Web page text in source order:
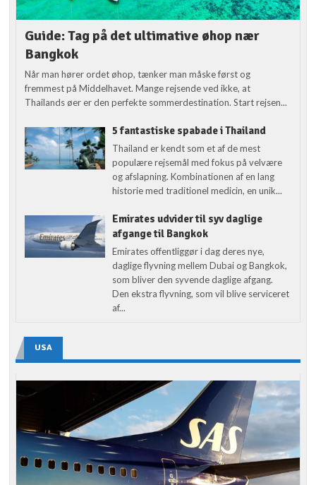
Guide: Tag på det ultimative øhop nær
Bangkok
Når man hører ordet øhop, tænker man måske først og
fremmest på Middelhavet. Mange rejsende ved ikke, at
Thailands øer er den perfekte sommerdestination. Start rejsen...
5 fantastiske spabade i Thailand
Thailand er kendt som et af de mest
populære rejsemål med fokus på velvære
og afslapning. Kombinationen af en lang
historie med traditionel medicin, en unik...
Emirates udvider til syv daglige
afgange til Bangkok
Emirates offentliggør i dag deres nye,
daglige flyvning mellem Dubai og Bangkok,
som bliver den syvende daglige afgang.
Den ekstra flyvning, som vil blive serviceret
af...
USA